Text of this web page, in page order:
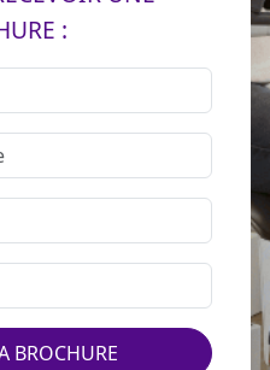
:
BROCHURE